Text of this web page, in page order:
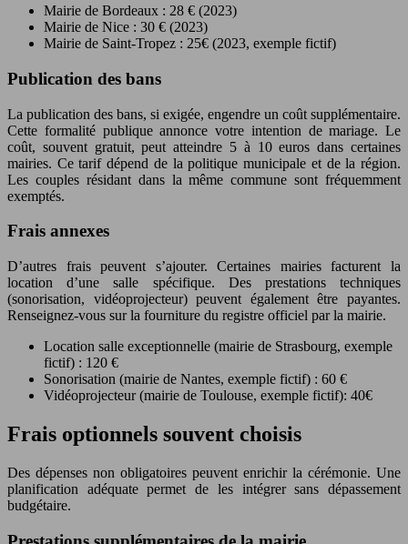
Mairie de Bordeaux : 28 € (2023)
Mairie de Nice : 30 € (2023)
Mairie de Saint-Tropez : 25€ (2023, exemple fictif)
Publication des bans
La publication des bans, si exigée, engendre un coût supplémentaire.
Cette formalité publique annonce votre intention de mariage. Le
coût, souvent gratuit, peut atteindre 5 à 10 euros dans certaines
mairies. Ce tarif dépend de la politique municipale et de la région.
Les couples résidant dans la même commune sont fréquemment
exemptés.
Frais annexes
D’autres frais peuvent s’ajouter. Certaines mairies facturent la
location d’une salle spécifique. Des prestations techniques
(sonorisation, vidéoprojecteur) peuvent également être payantes.
Renseignez-vous sur la fourniture du registre officiel par la mairie.
Location salle exceptionnelle (mairie de Strasbourg, exemple
fictif) : 120 €
Sonorisation (mairie de Nantes, exemple fictif) : 60 €
Vidéoprojecteur (mairie de Toulouse, exemple fictif): 40€
Frais optionnels souvent choisis
Des dépenses non obligatoires peuvent enrichir la cérémonie. Une
planification adéquate permet de les intégrer sans dépassement
budgétaire.